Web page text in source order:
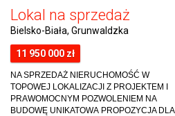
Lokal na sprzedaż
Bielsko-Biała, Grunwaldzka
11 950 000 zł
NA SPRZEDAŻ NIERUCHOMOŚĆ W
TOPOWEJ LOKALIZACJI Z PROJEKTEM I
PRAWOMOCNYM POZWOLENIEM NA
BUDOWĘ UNIKATOWA PROPOZYCJA DLA